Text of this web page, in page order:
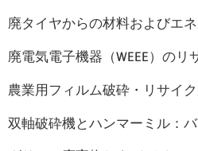
廃電気電子機器（WEEE）のリ
農業用フィルム破砕・リサイ